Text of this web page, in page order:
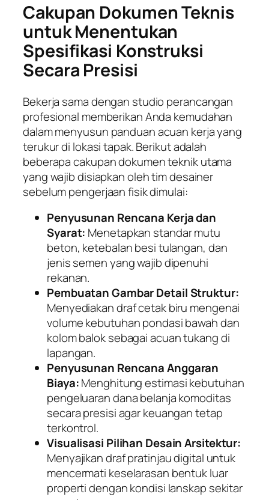
Cakupan Dokumen Teknis
untuk Menentukan
Spesifikasi Konstruksi
Secara Presisi
Bekerja sama dengan studio perancangan
profesional memberikan Anda kemudahan
dalam menyusun panduan acuan kerja yang
terukur di lokasi tapak. Berikut adalah
beberapa cakupan dokumen teknik utama
yang wajib disiapkan oleh tim desainer
sebelum pengerjaan fisik dimulai:
Penyusunan Rencana Kerja dan
Syarat: Menetapkan standar mutu
beton, ketebalan besi tulangan, dan
jenis semen yang wajib dipenuhi
rekanan.
Pembuatan Gambar Detail Struktur:
Menyediakan draf cetak biru mengenai
volume kebutuhan pondasi bawah dan
kolom balok sebagai acuan tukang di
lapangan.
Penyusunan Rencana Anggaran
Biaya:Menghitung estimasi kebutuhan
pengeluaran dana belanja komoditas
secara presisi agar keuangan tetap
terkontrol.
Visualisasi Pilihan Desain Arsitektur:
Menyajikan draf pratinjau digital untuk
mencermati keselarasan bentuk luar
properti dengan kondisi lanskap sekitar